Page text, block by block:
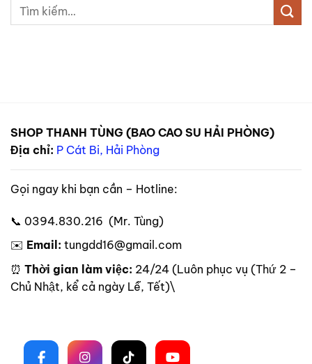
SHOP THANH TÙNG (BAO CAO SU HẢI PHÒNG)
Địa chỉ: P Cát Bi, Hải Phòng
Gọi ngay khi bạn cần – Hotline:
📞 0394.830.216 (Mr. Tùng)
✉️ Email: tungdd16@gmail.com
⏰ Thời gian làm việc: 24/24 (Luôn phục vụ (Thứ 2 –
Chủ Nhật, kể cả ngày Lễ, Tết)\